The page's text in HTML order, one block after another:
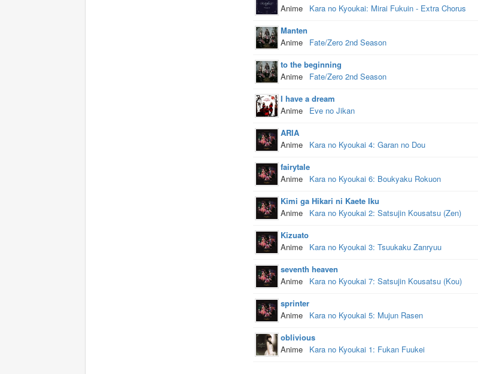
Anime
Kara no Kyoukai: Mirai Fukuin - Extra Chorus
Manten
Anime
Fate/Zero 2nd Season
to the beginning
Anime
Fate/Zero 2nd Season
I have a dream
Anime
Eve no Jikan
ARIA
Anime
Kara no Kyoukai 4: Garan no Dou
fairytale
Anime
Kara no Kyoukai 6: Boukyaku Rokuon
Kimi ga Hikari ni Kaete Iku
Anime
Kara no Kyoukai 2: Satsujin Kousatsu (Zen)
Kizuato
Anime
Kara no Kyoukai 3: Tsuukaku Zanryuu
seventh heaven
Anime
Kara no Kyoukai 7: Satsujin Kousatsu (Kou)
sprinter
Anime
Kara no Kyoukai 5: Mujun Rasen
oblivious
Anime
Kara no Kyoukai 1: Fukan Fuukei